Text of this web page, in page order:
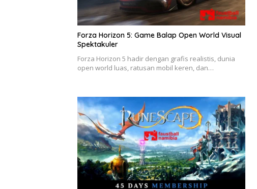
Forza Horizon 5: Game Balap Open World Visual
Spektakuler
Forza Horizon 5 hadir dengan grafis realistis, dunia
open world luas, ratusan mobil keren, dan…